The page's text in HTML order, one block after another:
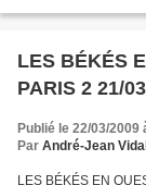
LES BÉKÉS
PARIS 2 21/
Publié le 22/03/2009
Par André-Jean Vidal
LES BÉKÉS EN